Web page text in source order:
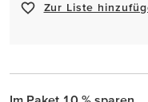
Zur Liste